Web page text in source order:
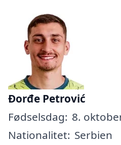
Đorđe Petrović
Fødselsdag: 8.
Nationalitet: Serbien